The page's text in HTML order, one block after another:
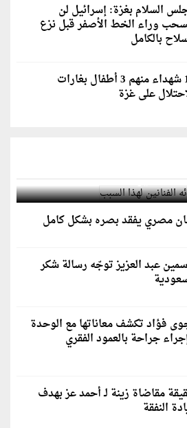
السلام بغزة: إسرائيل لن
وراء الخط الأصفر قبل نزع
بالكامل
10 شهداء منهم 3 أطفال بغارات
على غزة
الفنانين لهذا السبب
مصري يفقد بصره بشكل كامل
عبد العزيز توجّه رسالة شكر
فؤاد تكشف معاناتها مع الوحدة
جراحة بالعمود الفقري
مقاضاة زينة لـ أحمد عز بهدف
النفقة